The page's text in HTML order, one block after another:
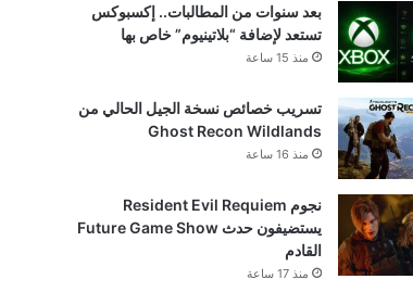
بعد سنوات من المطالبات.. إكسبوكس
تستعد لإضافة “بلاتينيوم” خاص بها
منذ 15 ساعة
تسريب خصائص نسخة الجيل الحالي من
Ghost Recon Wildlands
منذ 16 ساعة
نجوم Resident Evil Requiem
يستضيفون حدث Future Game Show
القادم
منذ 17 ساعة